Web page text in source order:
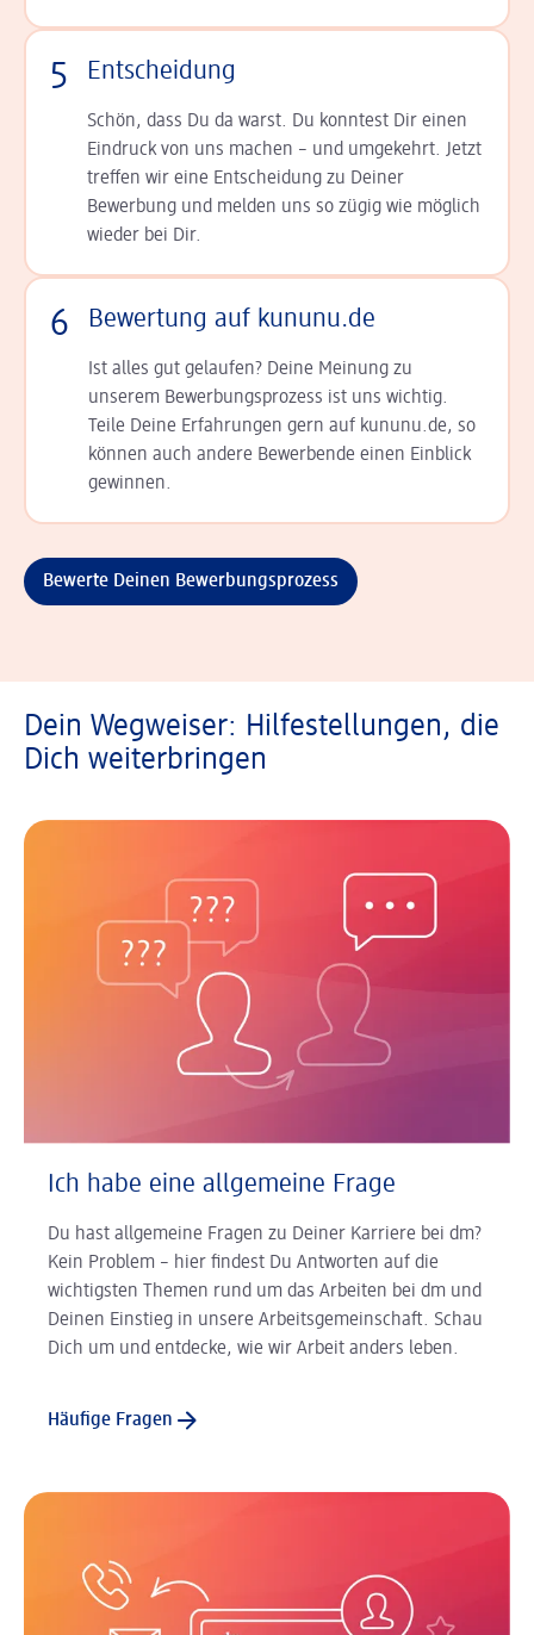
5 Entscheidung
Schön, dass Du da warst. Du konntest Dir einen
Ein­druck von uns machen – und umgekehrt. Jetzt
tref­fen wir eine Entscheidung zu Deiner
Bewerbung und melden uns so zügig wie möglich
wieder bei Dir.
6 Bewertung auf kununu.de
Ist alles gut gelaufen? Deine Meinung zu
unserem Bewerbungsprozess ist uns wichtig.
Teile Deine Erfahrungen gern auf kununu.de, so
können auch andere Bewerbende einen Einblick
gewinnen.
Bewerte Deinen Bewerbungsprozess
Dein Wegweiser: Hilfestellungen, die
Dich weiterbringen
Ich habe eine allgemeine Frage
Du hast allgemeine Fragen zu Deiner Karriere bei dm?
Kein Problem – hier findest Du Antworten auf die
wichtigsten Themen rund um das Arbeiten bei dm und
Deinen Einstieg in unsere Arbeitsgemeinschaft. Schau
Dich um und entdecke, wie wir Arbeit anders leben.
Häufige Fragen